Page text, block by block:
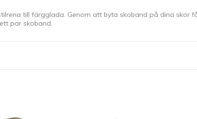
till färgglada. Genom att byta skoband på dina
par skoband.